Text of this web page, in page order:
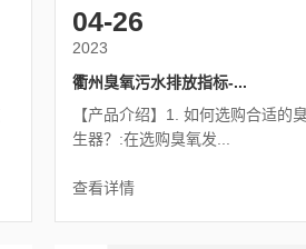
04-26
2023
衢州臭氧污水排放指标-...
【产品介绍】1. 如何选购合适的
生器？:在选购臭氧发...
查看详情